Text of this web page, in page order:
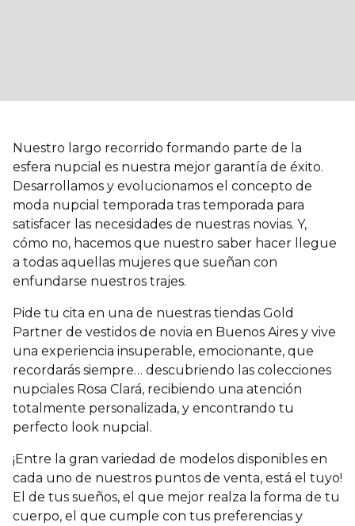
Nuestro largo recorrido formando parte de la
esfera nupcial es nuestra mejor garantía de éxito.
Desarrollamos y evolucionamos el concepto de
moda nupcial temporada tras temporada para
satisfacer las necesidades de nuestras novias. Y,
cómo no, hacemos que nuestro saber hacer llegue
a todas aquellas mujeres que sueñan con
enfundarse nuestros trajes.
Pide tu cita en una de nuestras tiendas Gold
Partner de vestidos de novia en Buenos Aires y vive
una experiencia insuperable, emocionante, que
recordarás siempre… descubriendo las colecciones
nupciales Rosa Clará, recibiendo una atención
totalmente personalizada, y encontrando tu
perfecto look nupcial.
¡Entre la gran variedad de modelos disponibles en
cada uno de nuestros puntos de venta, está el tuyo!
El de tus sueños, el que mejor realza la forma de tu
cuerpo, el que cumple con tus preferencias y